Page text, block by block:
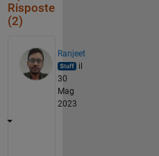
Risposte
(2)
Ranjeet
il
30
Mag
2023